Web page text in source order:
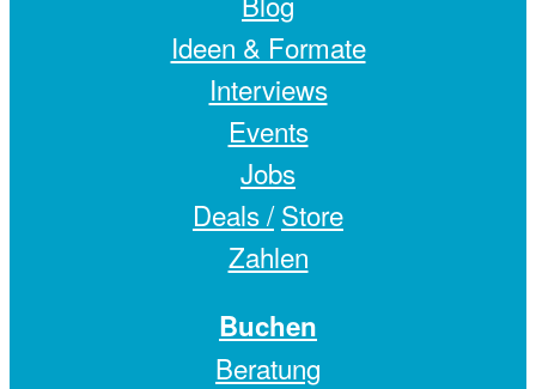
Ideen & Formate
Interviews
Events
Jobs
Deals / Store
Zahlen
Buchen
Beratung